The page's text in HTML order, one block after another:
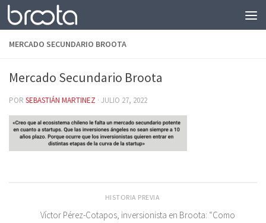
Saltar al contenido
MERCADO SECUNDARIO BROOTA
Mercado Secundario Broota
POR SEBASTIÁN MARTINEZ · JULIO 27, 2022
HISTORIA PREVIA
Víctor Pérez-Cotapos, inversionista en Broota: “Como